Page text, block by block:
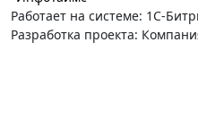
Работает на системе: 1С-
Разработка проекта: